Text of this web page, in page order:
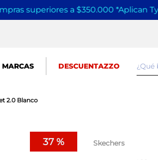
superiores a $350.000 *Aplican
MARCAS DESCUENTAZZO
2.0 Blanco
37 % Skechers